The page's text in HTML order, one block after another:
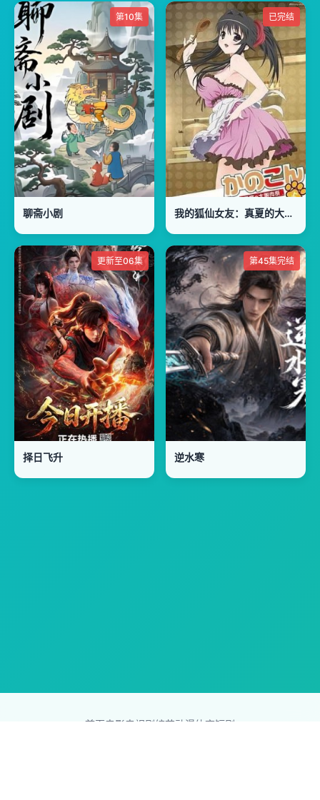
第10集
聊斋小剧
已完结
我的狐仙女友：真夏的大谢肉祭·上
更新至06集
择日飞升
第45集完结
逆水寒
首页电影电视剧综艺动漫体育短剧